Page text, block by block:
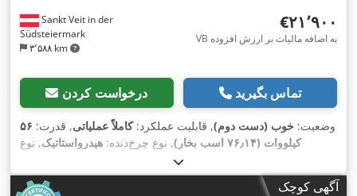
Sankt Veit in der
Südsteiermark
۳٬۵۸۸ km
‎€۲۱٬۹۰۰
VB به اضافه مالیات بر ارزش افزوده
درخواست کردن تماس بگیرید
وضعیت: خوب (دست دوم), قابلیت عملکرد:کاملاً عملیاتی, قدرت: ۵۶
کیلووات (۷۶٫۱۴ اسب بخار)
, نوع چرخ‌دنده: هیدرواستاتیک, نوع
, توان بلند کردن:۲٬۲۰۰ کیلوگرم/متر
۲۰۰۸, ساعت کارکرد: ۴٬۸۷۱ h , تجهیزات:چنگال پالت, کابین ,
آگهی کوچک